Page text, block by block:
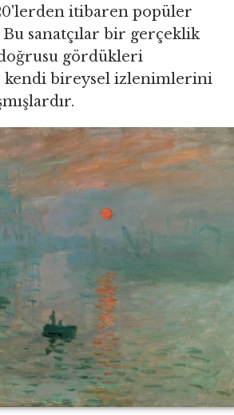
itibaren popüler
sanatçılar bir gerçeklik
gördükleri
kendi bireysel izlenimlerini